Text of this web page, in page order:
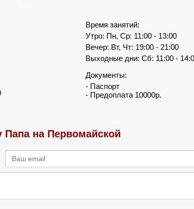
Время занятий:
Утро: Пн, Ср: 11:00 - 13:00
Вечер: Вт, Чт: 19:00 - 21:00
Выходные дни: Сб: 11:00 -
Документы:
- Паспорт
- Предоплата 10000р.
на Первомайской